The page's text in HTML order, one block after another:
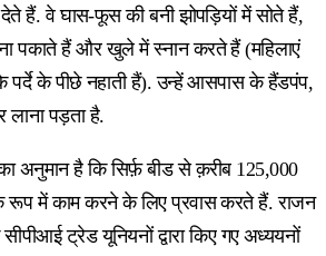
हैं. वे घास-फूस की बनी झोपड़ियों में सोते हैं,
पकाते हैं और खुले में स्नान करते हैं (महिलाएं
के पीछे नहाती हैं). उन्हें आसपास के हैंडपंप,
लाना पड़ता है.
अनुमान है कि सिर्फ़ बीड से क़रीब 125,000
रूप में काम करने के लिए प्रवास करते हैं. राजन
ट्रेड यूनियनों द्वारा किए गए अध्ययनों